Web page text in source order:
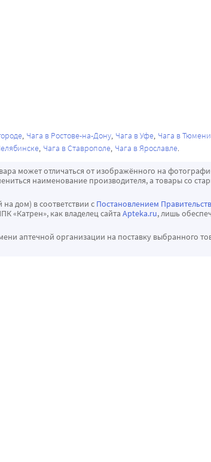
Чага в Ростове-на-Дону Чага в Уфе Чага в Тюмени
Чага в Ставрополе Чага в Ярославле
может отличаться от изображённого на
наименование производителя, а товары со
дом) в соответствии с Постановлением
«Катрен», как владелец сайта Apteka.ru, лишь
аптечной организации на поставку выбранного